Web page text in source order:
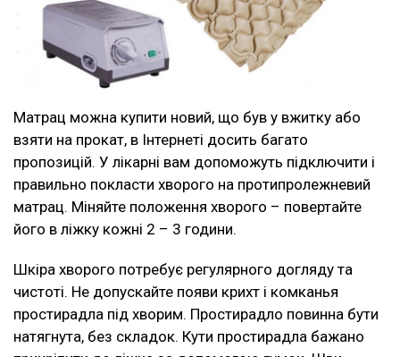
Матрац можна купити новий, що був у вжитку або
взяти на прокат, в Інтернеті досить багато
пропозицій. У лікарні вам допоможуть підключити і
правильно покласти хворого на протипролежневий
матрац. Міняйте положення хворого – повертайте
його в ліжку кожні 2 – 3 години.
Шкіра хворого потребує регулярного догляду та
чистоті. Не допускайте появи крихт і комканья
простирадла під хворим. Простирадло повинна бути
натягнута, без складок. Кути простирадла бажано